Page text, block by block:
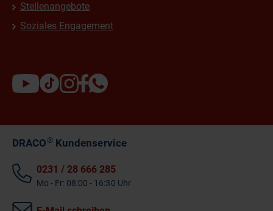
Stellenangebote
Soziales Engagement
DRACO®Kundenservice
0231 / 28 666 285
Mo - Fr: 08:00 - 16:30 Uhr